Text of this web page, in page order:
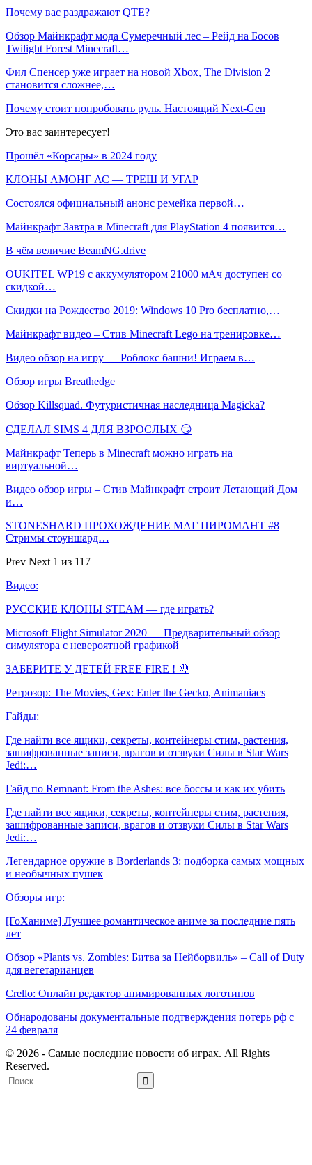
Почему вас раздражают QTE?
Обзор Майнкрафт мода Сумеречный лес – Рейд на Босов
Twilight Forest Minecraft…
Фил Спенсер уже играет на новой Xbox, The Division 2
становится сложнее,…
Почему стоит попробовать руль. Настоящий Next-Gen
Это вас заинтересует!
Прошёл «Корсары» в 2024 году
КЛОНЫ АМОНГ АС — ТРЕШ И УГАР
Состоялся официальный анонс ремейка первой…
Майнкрафт Завтра в Minecraft для PlayStation 4 появится…
В чём величие BeamNG.drive
OUKITEL WP19 с аккумулятором 21000 мАч доступен со
скидкой…
Скидки на Рождество 2019: Windows 10 Pro бесплатно,…
Майнкрафт видео – Стив Minecraft Lego на тренировке…
Видео обзор на игру — Роблокс башни! Играем в…
Обзор игры Breathedge
Обзор Killsquad. Футуристичная наследница Magicka?
СДЕЛАЛ SIMS 4 ДЛЯ ВЗРОСЛЫХ 😏
Майнкрафт Теперь в Minecraft можно играть на
виртуальной…
Видео обзор игры – Стив Майнкрафт строит Летающий Дом
и…
STONESHARD ПРОХОЖДЕНИЕ МАГ ПИРОМАНТ #8
Стримы стоуншард…
Prev Next 1 из 117
Видео:
РУССКИЕ КЛОНЫ STEAM — где играть?
Microsoft Flight Simulator 2020 — Предварительный обзор
симулятора с невероятной графикой
ЗАБЕРИТЕ У ДЕТЕЙ FREE FIRE ! 🤚
Ретрозор: The Movies, Gex: Enter the Gecko, Animaniacs
Гайды:
Где найти все ящики, секреты, контейнеры стим, растения,
зашифрованные записи, врагов и отзвуки Силы в Star Wars
Jedi:…
Гайд по Remnant: From the Ashes: все боссы и как их убить
Где найти все ящики, секреты, контейнеры стим, растения,
зашифрованные записи, врагов и отзвуки Силы в Star Wars
Jedi:…
Легендарное оружие в Borderlands 3: подборка самых мощных
и необычных пушек
Обзоры игр:
[ГоХаниме] Лучшее романтическое аниме за последние пять
лет
Обзор «Plants vs. Zombies: Битва за Нейборвиль» – Call of Duty
для вегетарианцев
Crello: Онлайн редактор анимированных логотипов
Обнародованы документальные подтверждения потерь рф с
24 февраля
© 2026 - Самые последние новости об играх. All Rights
Reserved.